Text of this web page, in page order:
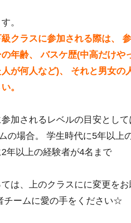
。
級クラスに参加される際は、
年齢、 バスケ歴(中高だけや
が何人など)、 それと男女の
。
加されるレベルの目安とし
の場合。 学生時代に5年以上
年以上の経験者が4名まで
は、上のクラスにに変更を
チームに愛の手をください☆